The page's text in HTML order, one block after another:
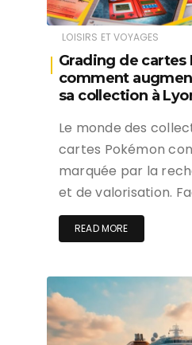
LOISIRS ET VOYAGES
Grading de cartes
comment
sa collection à
Le monde des
cartes Pokémon
marquée par la
et de valorisation.
READ MORE